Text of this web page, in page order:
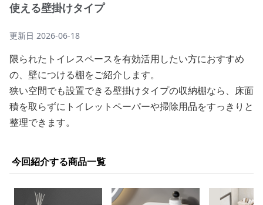
使える壁掛けタイプ
更新日 2026-06-18
限られたトイレスペースを有効活用したい方におすすめ
の、壁につける棚をご紹介します。
狭い空間でも設置できる壁掛けタイプの収納棚なら、床面
積を取らずにトイレットペーパーや掃除用品をすっきりと
整理できます。
今回紹介する商品一覧